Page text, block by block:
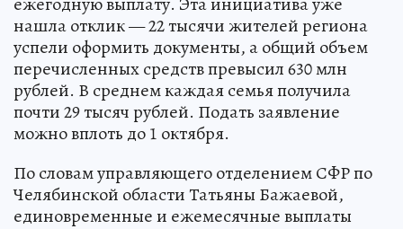
нашла отклик — 22 тысячи жителей региона
успели оформить документы, а общий объем
перечисленных средств превысил 630 млн
рублей. В среднем каждая семья получила
почти 29 тысяч рублей. Подать заявление
можно вплоть до 1 октября.
По словам управляющего отделением СФР по
Челябинской области Татьяны Бажаевой,
единовременные и ежемесячные выплаты